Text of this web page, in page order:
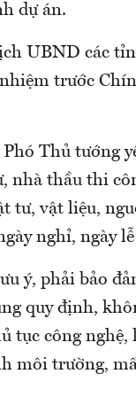
dự án.
UBND các
trước
Thủ tướng
nhà thầu thi
tư, vật liệu,
nghỉ, ngày
ý, phải bảo
quy định,
tục công
môi trường,